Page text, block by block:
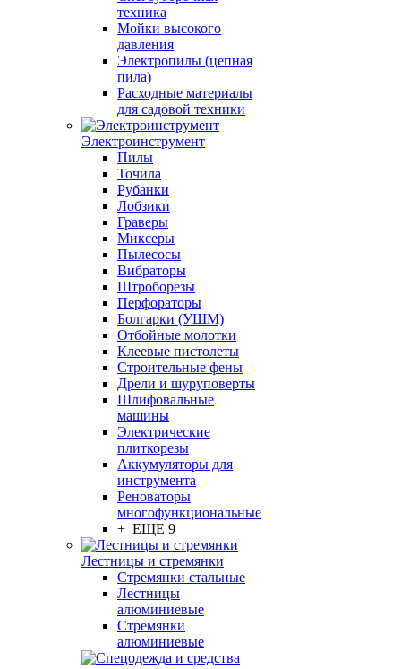
техника
Мойки высокого
давления
Электропилы (цепная
пила)
Расходные материалы
для садовой техники
Электроинструмент
Пилы
Точила
Рубанки
Лобзики
Граверы
Миксеры
Пылесосы
Вибраторы
Штроборезы
Перфораторы
Болгарки (УШМ)
Отбойные молотки
Клеевые пистолеты
Строительные фены
Дрели и шуруповерты
Шлифовальные
машины
Электрические
плиткорезы
Аккумуляторы для
инструмента
Реноваторы
многофункциональные
+ ЕЩЕ 9
Лестницы и стремянки
Стремянки стальные
Лестницы
алюминиевые
Стремянки
алюминиевые